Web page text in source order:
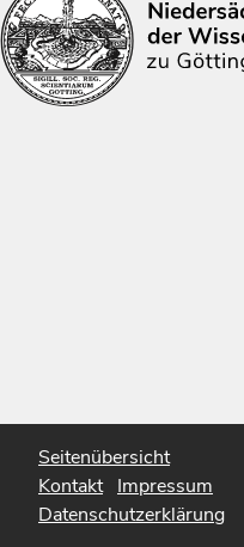
Seitenübersicht
Kontakt Impressum
Datenschutzerklärung